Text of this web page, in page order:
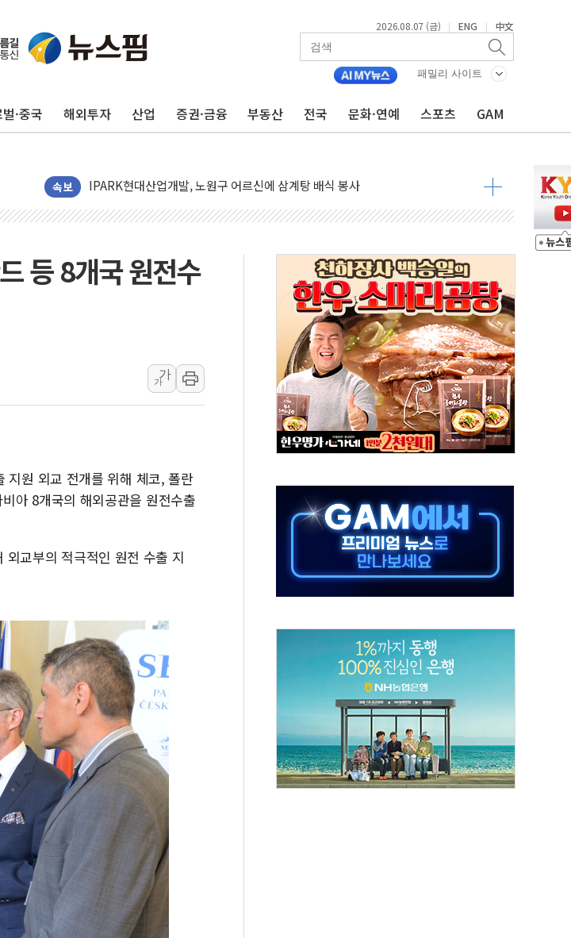
2026.08.07 (금) | ENG | 中文
패밀리 사이트
·중국 해외투자 산업 증권·금융 부동산 전국 문화·연예 스포츠 GAM
속보
깊이가 다른 글로벌 투자 정보 GAM - 맛보기편 (8/7)
"호남 없이 민주 당권 없다"...송영길·정청래·김민석, 호남 경선 앞두고 총력전
'무순위' 기회 왔다…신길·노량진·장위 서울 알짜 단지 주목
野 의원 42명, '사관학교 통합' 규탄 결의안 발의…이준석·한동훈 동참
준공업지역 용적률 400% 적용하니…재건축보다 재개발 사업성 개선↑
현대해상, 유튜브 양육 콘텐츠 '소셜아이어워드' 대상 수상
대형 저축은행 4%대 예금 사라진다, OK·애큐온·페퍼만 남아
서울 노원 40.2도…8년 만에 서울서 40도 넘어
한전, 한전기술지주 출범…에너지 유니콘기업 본격 육성
SK하이닉스, 용인·청주에 54조 투자…D램·낸드 동시 증설
[중국증시 마감] CPO∙PCB∙CRO가 이끈 '기술주 상승장'
[ETF 시황] 2차전지 ETF 급등, SK하이닉스 레버리지는 급락
[컨콜] 롯데케미칼 "대산·여수 사업재편 완료시 재무구조 개선 기대"
SK증권, 비대면 고객 대상 '수수료 평생 우대' 이벤트 진행
통합위, 'AI 포용사회'·'청년 자산격차 해소' 특위 출범…"소외되는 계층 없도록"
코웨이, 2분기 영업익 2532억…신제품 효과에 실적 호조
[마감시황] 코스피, 7주 연속 하락…외국인 매도에 6258.77
등 8개국 원전수
가
가
지원 외교 전개를 위해 체코, 폴란
아 8개국의 해외공관을 원전수출
교부의 적극적인 원전 수출 지